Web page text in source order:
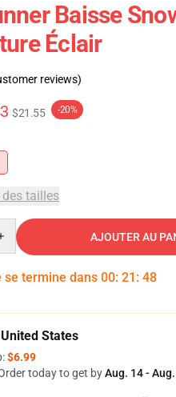
Baisse
Éclair
reviews)
$21.55 -20%
tailles
AJOUTER AU
se termine dans 00: 21 : 47
States
$6.99
today to get byAug. 14 - Aug.